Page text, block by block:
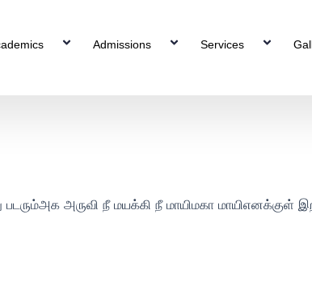
Admissions Services
படரும்அக அருவி நீ மயக்கி நீ மாயிமகா மாயிஎனக்குள்